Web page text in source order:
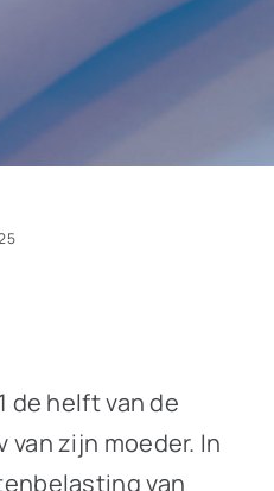
de helft van de
van zijn moeder. In
van